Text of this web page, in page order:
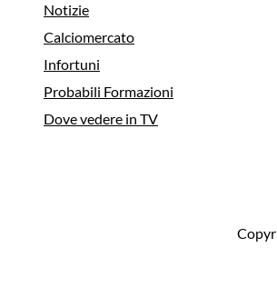
Notizie
Calciomercato
Infortuni
Probabili Formazioni
Dove vedere in TV